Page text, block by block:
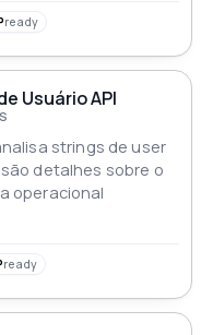
ready
Usuário API
strings de user
detalhes sobre o
operacional
ready